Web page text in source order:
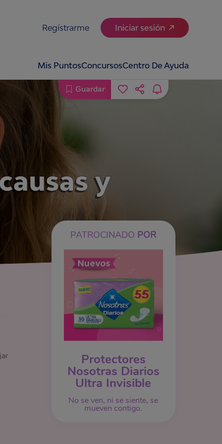
Regístrarme Iniciar sesión
Mis PuntosConcursosCentro De Ayuda
y
PATROCINADO POR
Protectores
Nosotras Diarios
Ultra Invisible
No se ven, ni se siente, se
mueven contigo.
Guardar